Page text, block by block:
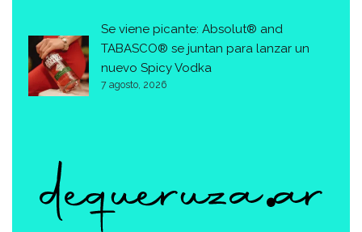
Se viene picante: Absolut® and
TABASCO® se juntan para lanzar un
nuevo Spicy Vodka
7 agosto, 2026